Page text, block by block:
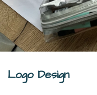
Logo Design